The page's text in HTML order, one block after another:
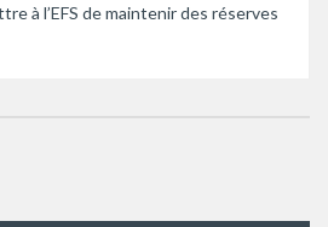
à l’EFS de maintenir des réserves